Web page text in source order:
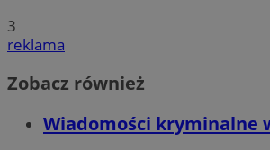
3
reklama
Zobacz również
Wiadomości kryminalne